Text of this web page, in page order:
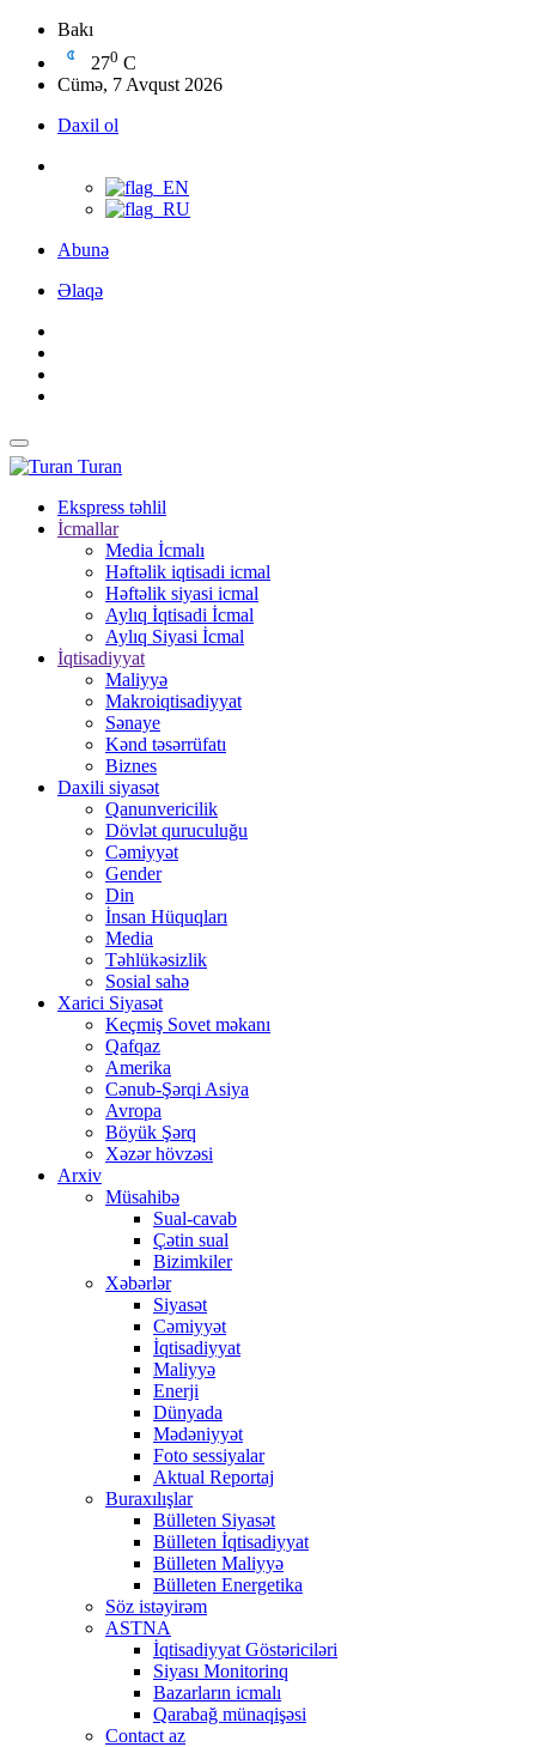
Bakı
270 C
Cümə, 7 Avqust 2026
Daxil ol
Abunə
Əlaqə
Turan
Ekspress təhlil
İcmallar
Media İcmalı
Həftəlik iqtisadi icmal
Həftəlik siyasi icmal
Aylıq İqtisadi İcmal
Aylıq Siyasi İcmal
İqtisadiyyat
Maliyyə
Makroiqtisadiyyat
Sənaye
Kənd təsərrüfatı
Biznes
Daxili siyasət
Qanunvericilik
Dövlət quruculuğu
Cəmiyyət
Gender
Din
İnsan Hüquqları
Media
Təhlükəsizlik
Sosial sahə
Xarici Siyasət
Keçmiş Sovet məkanı
Qafqaz
Amerika
Cənub-Şərqi Asiya
Avropa
Böyük Şərq
Xəzər hövzəsi
Arxiv
Müsahibə
Sual-cavab
Çətin sual
Bizimkiler
Xəbərlər
Siyasət
Cəmiyyət
İqtisadiyyat
Maliyyə
Enerji
Dünyada
Mədəniyyət
Foto sessiyalar
Aktual Reportaj
Buraxılışlar
Bülleten Siyasət
Bülleten İqtisadiyyat
Bülleten Maliyyə
Bülleten Energetika
Söz istəyirəm
ASTNA
İqtisadiyyat Göstəriciləri
Siyası Monitorinq
Bazarların icmalı
Qarabağ münaqişəsi
Contact az